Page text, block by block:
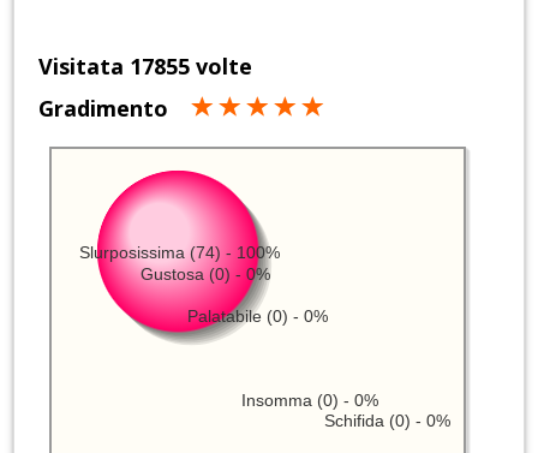
Visitata 17855 volte
Gradimento
Slurposissima (74) - 100%
Schifida (0) - 0%
Insomma (0) - 0%
Palatabile (0) - 0%
Gustosa (0) - 0%